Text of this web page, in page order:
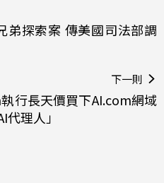
弟探索案 傳美國司法部調
下一則
行長天價買下AI.com網域
理人」